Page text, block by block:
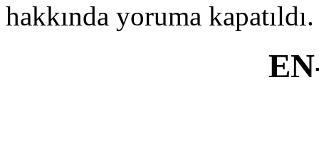
hakkında yoruma kapatıldı.